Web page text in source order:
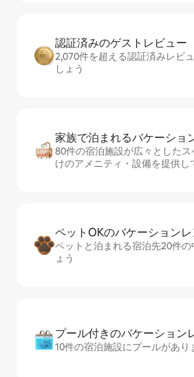
認証済みのゲ⁠ス⁠ト⁠レ⁠ビ⁠ュ⁠ー
2,070件を超える認証済みレビ
しょう
家族で泊まれるバ⁠ケ⁠ー⁠シ⁠ョ⁠
80件の宿泊施設が広々としたス
けのアメニティ・設備を提供し
ペットOKのバ⁠ケ⁠ー⁠シ⁠ョ⁠ン
ペットと泊まれる宿泊先20件の
ょう
プール付きのバ⁠ケ⁠ー⁠シ⁠ョ⁠ン
10件の宿泊施設にプールがあり